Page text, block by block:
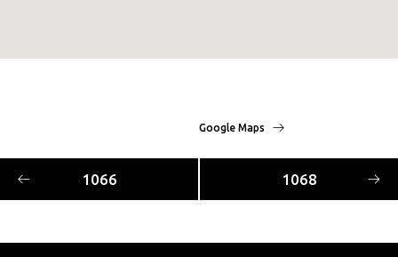
Google Maps
1066 1068